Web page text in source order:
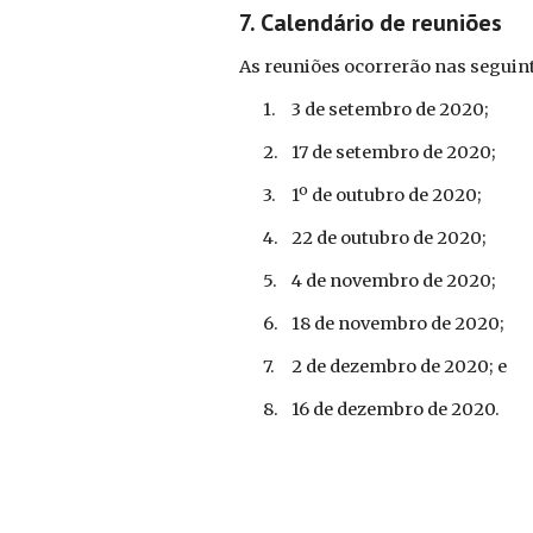
7. Calendário de reuniões
As reuniões ocorrerão nas
1.
3 de setembro de 2020;
2.
17 de setembro de 2020;
3.
1º de outubro de 2020;
4.
22 de outubro de 2020;
5.
4 de novembro de 2020;
6.
18 de novembro de 2020;
7.
2 de dezembro de 2020; e
8.
16 de dezembro de 2020.